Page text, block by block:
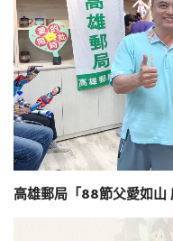
高雄郵局「88節父愛如山